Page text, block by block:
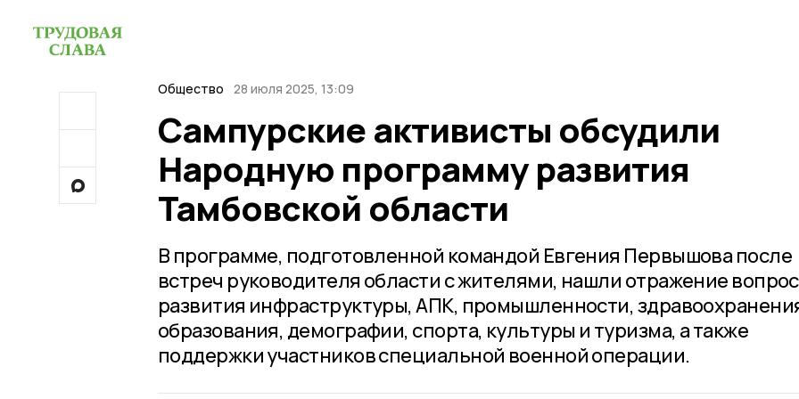
Общество 28 июля 2025, 13:09
Сампурские активисты обсудили
Народную программу развития
Тамбовской области
В программе, подготовленной командой Евгения Первышова после
встреч руководителя области с жителями, нашли отражение
развития инфраструктуры, АПК, промышленности,
образования, демографии, спорта, культуры и туризма, а также
поддержки участников специальной военной операции.